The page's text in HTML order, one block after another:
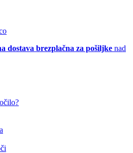
dostava brezplačna za pošiljke nad